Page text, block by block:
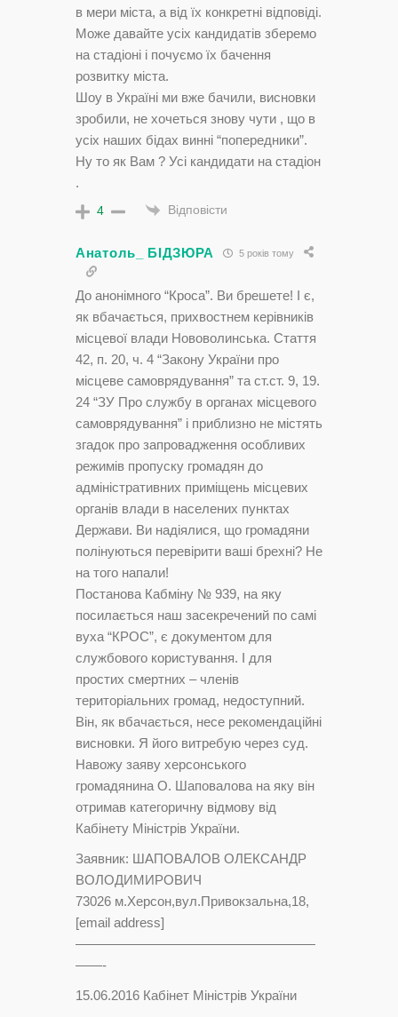
в мери міста, а від їх конкретні відповіді.
Може давайте усіх кандидатів зберемо
на стадіоні і почуємо їх бачення
розвитку міста.
Шоу в Україні ми вже бачили, висновки
зробили, не хочеться знову чути , що в
усіх наших бідах винні “попередники”.
Ну то як Вам ? Усі кандидати на стадіон
.
4 Відповісти
Анатоль_ БІДЗЮРА 5 років тому
До анонімного “Кроса”. Ви брешете! І є,
як вбачається, прихвостнем керівників
місцевої влади Нововолинська. Стаття
42, п. 20, ч. 4 “Закону України про
місцеве самоврядування” та ст.ст. 9, 19.
24 “ЗУ Про службу в органах місцевого
самоврядування” і приблизно не містять
згадок про запровадження особливих
режимів пропуску громадян до
адміністративних приміщень місцевих
органів влади в населених пунктах
Держави. Ви надіялися, що громадяни
полінуються перевірити ваші брехні? Не
на того напали!
Постанова Кабміну № 939, на яку
посилається наш засекречений по самі
вуха “КРОС”, є документом для
службового користування. І для
простих смертних – членів
територіальних громад, недоступний.
Він, як вбачається, несе рекомендаційні
висновки. Я його витребую через суд.
Навожу заяву херсонського
громадянина О. Шаповалова на яку він
отримав категоричну відмову від
Кабінету Міністрів України.
Заявник: ШАПОВАЛОВ ОЛЕКСАНДР
ВОЛОДИМИРОВИЧ
73026 м.Херсон,вул.Привокзальна,18,
[email address]
——————————————————
——-
15.06.2016 Кабінет Міністрів України